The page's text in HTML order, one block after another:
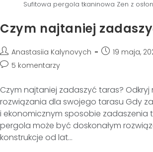
Sufitowa pergola tkaninowa Zen z
Czym najtaniej
Anastasiia Kalynovych 19 maja,
5 komentarzy
Czym najtaniej zadaszyć taras? Odkryj
rozwiązania dla swojego tarasu Gdy
i ekonomicznym sposobie zadaszenia
pergola może być doskonałym
konstrukcje od lat…